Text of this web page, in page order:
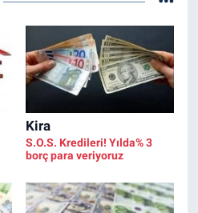
Kira
S.O.S. Kredileri! Yılda% 3
borç para veriyoruz